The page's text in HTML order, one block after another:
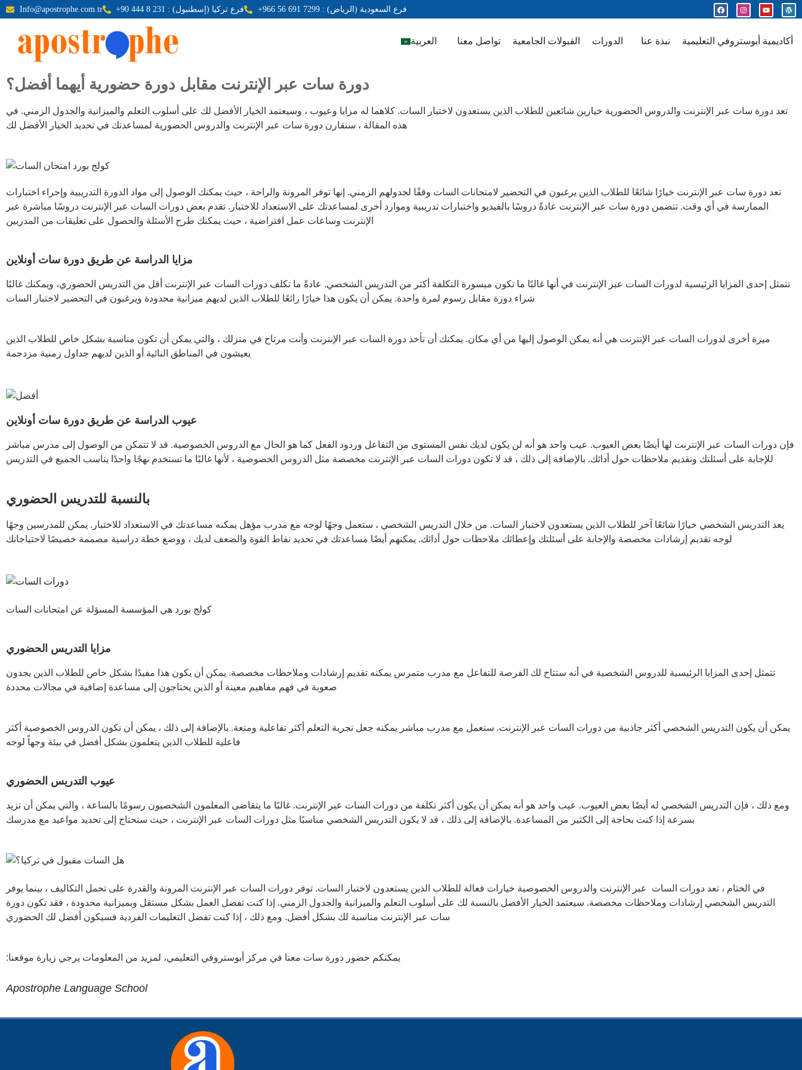
Info@apostrophe.com.tr +90 444 8 231 : فرع تركيا (إسطنبول) +966 56 691 7299 : فرع السعودية (الرياض)
العربية تواصل معنا القبولات الجامعية الدورات نبذة عنا أكاديمية أبوستروفي التعليمية
دورة سات عبر الإنترنت مقابل دورة حضورية أيهما أفضل؟
تعد دورة سات عبر الإنترنت والدروس الحضورية خيارين شائعين للطلاب الذين يستعدون لاختبار السات. كلاهما له مزايا وعيوب ، وسيعتمد الخيار الأفضل لك على أسلوب التعلم والميزانية والجدول الزمني. في
هذه المقالة ، سنقارن دورة سات عبر الإنترنت والدروس الحضورية لمساعدتك في تحديد الخيار الأفضل لك
تعد دورة سات عبر الإنترنت خيارًا شائعًا للطلاب الذين يرغبون في التحضير لامتحانات السات وفقًا لجدولهم الزمني. إنها توفر المرونة والراحة ، حيث يمكنك الوصول إلى مواد الدورة التدريبية وإجراء اختبارات
الممارسة في أي وقت. تتضمن دورة سات عبر الإنترنت عادةً دروسًا بالفيديو واختبارات تدريبية وموارد أخرى لمساعدتك على الاستعداد للاختبار. تقدم بعض دورات السات عبر الإنترنت دروسًا مباشرة عبر
الإنترنت وساعات عمل افتراضية ، حيث يمكنك طرح الأسئلة والحصول على تعليقات من المدربين
مزايا الدراسة عن طريق دورة سات أونلاين
تتمثل إحدى المزايا الرئيسية لدورات السات عبر الإنترنت في أنها غالبًا ما تكون ميسورة التكلفة أكثر من التدريس الشخصي. عادةً ما تكلف دورات السات عبر الإنترنت أقل من التدريس الحضوري، ويمكنك غالبًا
ميزة أخرى لدورات السات عبر الإنترنت هي أنه يمكن الوصول إليها من أي مكان. يمكنك أن تأخذ دورة السات عبر الإنترنت وأنت مرتاح في منزلك ، والتي يمكن أن تكون مناسبة بشكل خاص للطلاب الذين
يعيشون في المناطق النائية أو الذين لديهم جداول زمنية مزدحمة
عيوب الدراسة عن طريق دورة سات أونلاين
فإن دورات السات عبر الإنترنت لها أيضًا بعض العيوب. عيب واحد هو أنه لن يكون لديك نفس المستوى من التفاعل وردود الفعل كما هو الحال مع الدروس الخصوصية. قد لا تتمكن من الوصول إلى مدرس مباشر
للإجابة على أسئلتك وتقديم ملاحظات حول أدائك. بالإضافة إلى ذلك ، قد لا تكون دورات السات عبر الإنترنت مخصصة مثل الدروس الخصوصية ، لأنها غالبًا ما تستخدم نهجًا واحدًا يناسب الجميع في التدريس
بالنسبة للتدريس الحضوري
يعد التدريس الشخصي خيارًا شائعًا آخر للطلاب الذين يستعدون لاختبار السات. من خلال التدريس الشخصي ، ستعمل وجهًا لوجه مع مدرب مؤهل يمكنه مساعدتك في الاستعداد للاختبار. يمكن للمدرسين وجهًا
لوجه تقديم إرشادات مخصصة والإجابة على أسئلتك وإعطائك ملاحظات حول أدائك. يمكنهم أيضًا مساعدتك في تحديد نقاط القوة والضعف لديك ، ووضع خطة دراسية مصممة خصيصًا لاحتياجاتك
كولج بورد هي المؤسسة المسؤلة عن امتحانات السات
مزايا التدريس الحضوري
تتمثل إحدى المزايا الرئيسية للدروس الشخصية في أنه ستتاح لك الفرصة للتفاعل مع مدرب متمرس يمكنه تقديم إرشادات وملاحظات مخصصة. يمكن أن يكون هذا مفيدًا بشكل خاص للطلاب الذين يجدون
صعوبة في فهم مفاهيم معينة أو الذين يحتاجون إلى مساعدة إضافية في مجالات محددة
يمكن أن يكون التدريس الشخصي أكثر جاذبية من دورات السات عبر الإنترنت. ستعمل مع مدرب مباشر يمكنه جعل تجربة التعلم أكثر تفاعلية ومتعة. بالإضافة إلى ذلك ، يمكن أن تكون الدروس الخصوصية أكثر
فاعلية للطلاب الذين يتعلمون بشكل أفضل في بيئة وجهاً لوجه
عيوب التدريس الحضوري
ومع ذلك ، فإن التدريس الشخصي له أيضًا بعض العيوب. عيب واحد هو أنه يمكن أن يكون أكثر تكلفة من دورات السات عبر الإنترنت. غالبًا ما يتقاضى المعلمون الشخصيون رسومًا بالساعة ، والتي يمكن أن تزيد
بسرعة إذا كنت بحاجة إلى الكثير من المساعدة. بالإضافة إلى ذلك ، قد لا يكون التدريس الشخصي مناسبًا مثل دورات السات عبر الإنترنت ، حيث ستحتاج إلى تحديد مواعيد مع مدرسك
في الختام ، تعد دورات السات عبر الإنترنت والدروس الخصوصية خيارات فعالة للطلاب الذين يستعدون لاختبار السات. توفر دورات السات عبر الإنترنت المرونة والقدرة على تحمل التكاليف ، بينما يوفر
التدريس الشخصي إرشادات وملاحظات مخصصة. سيعتمد الخيار الأفضل بالنسبة لك على أسلوب التعلم والميزانية والجدول الزمني. إذا كنت تفضل العمل بشكل مستقل وبميزانية محدودة ، فقد تكون دورة
سات عبر الإنترنت مناسبة لك بشكل أفضل. ومع ذلك ، إذا كنت تفضل التعليمات الفردية فسيكون أفضل لك الحضوري
:يمكنكم حضور دورة سات معنا في مركز أبوستروفي التعليمي، لمزيد من المعلومات يرجي زيارة موقعنا
Apostrophe Language School